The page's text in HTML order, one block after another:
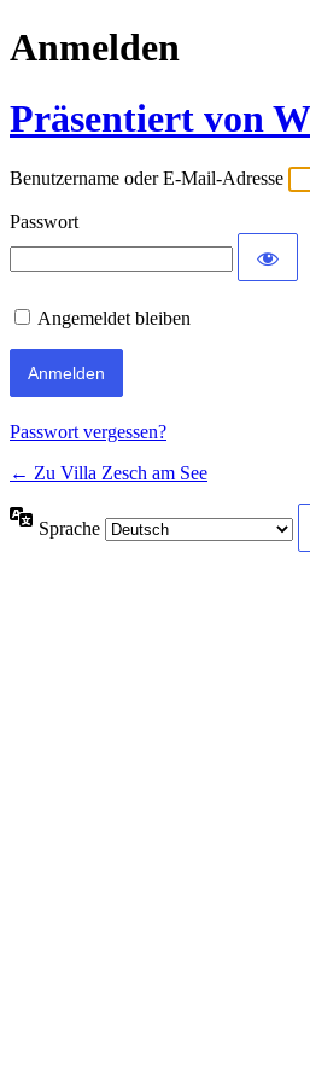
Anmelden
Präsentiert von
Benutzername oder E-Mail-Adresse
Passwort
Angemeldet bleiben
Passwort vergessen?
← Zu Villa Zesch am See
Sprache